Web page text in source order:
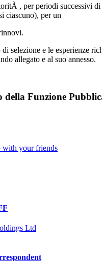
, per periodi successivi di
ciascuno), per un
selezione e le esperienze
allegato e al suo annesso.
della Funzione
with your friends
Ltd